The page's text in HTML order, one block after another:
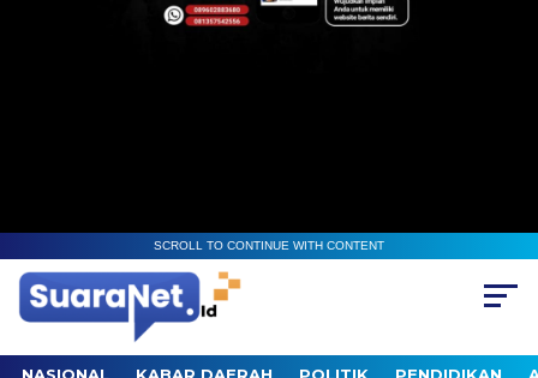
SCROLL TO CONTINUE WITH CONTENT